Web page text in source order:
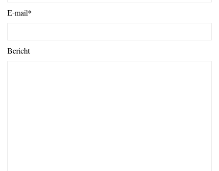
E-mail*
Bericht